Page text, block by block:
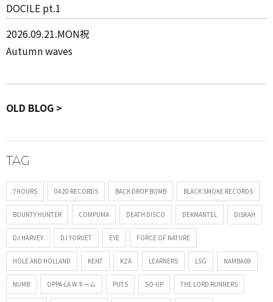
DOCILE pt.1
2026.09.21.MON祝
Autumn waves
OLD BLOG >
TAG
7HOURS 0420 RECORDS BACK DROP BOMB BLACK SMOKE RECORDS
BOUNTY HUNTER COMPUMA DEATH DISCO DEKMANTEL DISKAH
DJ HARVEY DJ YORUET EYE FORCE OF NATURE
HOLE AND HOLLAND KENT KZA LEARNERS LSG NAMBA69
NUMB OPPA-LA Wネーム PUTS SO-UP THE LORD RUNNERS